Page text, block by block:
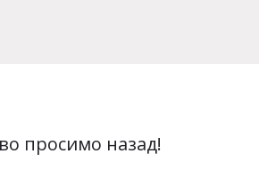
просимо назад!